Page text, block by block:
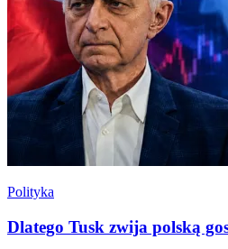
Polityka
Dlatego Tusk zwija polską